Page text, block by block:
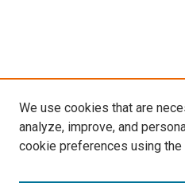
We use cookies that are
analyze, improve, and
cookie preferences using the